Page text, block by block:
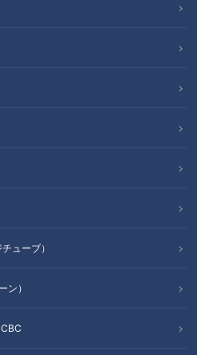
ューブ）
ン）
に戻る
のおすすめ
ンズ岡林選手に赤星氏が盗塁の
極意を伝授！「球場によってス